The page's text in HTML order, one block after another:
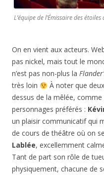
L’équipe del’Émissaire des étoiles
On en vient aux acteurs.
pas nickel, mais tout le
n’est pas non-plus la
très loin
À noter que
dessus de la mêlée,
personnages préférés :
un plaisir communicatif qui
de cours de théâtre où on
Lablée, excellemment
Tant de part son rôle de
physiquement, chacune de